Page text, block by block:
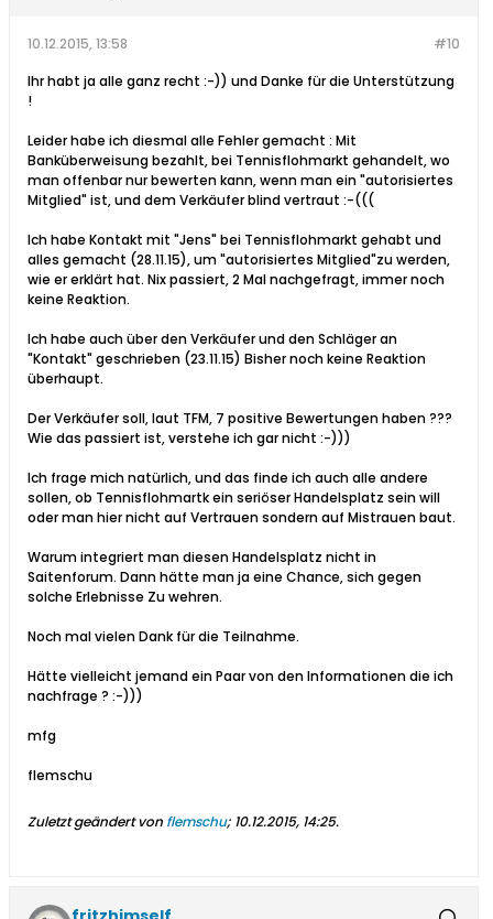
#10
10.12.2015, 13:58
Ihr habt ja alle ganz recht :-)) und Danke für die Unterstützung
!
Leider habe ich diesmal alle Fehler gemacht : Mit
Banküberweisung bezahlt, bei Tennisflohmarkt gehandelt, wo
man offenbar nur bewerten kann, wenn man ein "autorisiertes
Mitglied" ist, und dem Verkäufer blind vertraut :-(((
Ich habe Kontakt mit "Jens" bei Tennisflohmarkt gehabt und
alles gemacht (28.11.15), um "autorisiertes Mitglied"zu werden,
wie er erklärt hat. Nix passiert, 2 Mal nachgefragt, immer noch
keine Reaktion.
Ich habe auch über den Verkäufer und den Schläger an
"Kontakt" geschrieben (23.11.15) Bisher noch keine Reaktion
überhaupt.
Der Verkäufer soll, laut TFM, 7 positive Bewertungen haben ???
Wie das passiert ist, verstehe ich gar nicht :-)))
Ich frage mich natürlich, und das finde ich auch alle andere
sollen, ob Tennisflohmartk ein seriöser Handelsplatz sein will
oder man hier nicht auf Vertrauen sondern auf Mistrauen baut.
Warum integriert man diesen Handelsplatz nicht in
Saitenforum. Dann hätte man ja eine Chance, sich gegen
solche Erlebnisse Zu wehren.
Noch mal vielen Dank für die Teilnahme.
Hätte vielleicht jemand ein Paar von den Informationen die ich
nachfrage ? :-)))
mfg
flemschu
Zuletzt geändert von flemschu; 10.12.2015, 14:25.